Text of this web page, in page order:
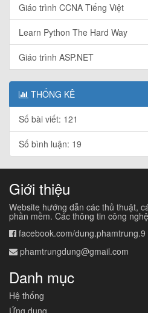
Giáo trình CCNA Tiếng Việt
Learn Python The Hard Way
Giáo trình ASP.NET
THỐNG KÊ
Số bài viết: 121
Số bình luận: 19
Giới thiệu
Website hướng dẫn các thủ thuật,
phần mềm. Các thông tin công
facebook.com/dung.phamtrung.9
phamtrungdung@gmail.com
Danh mục
Hệ thống